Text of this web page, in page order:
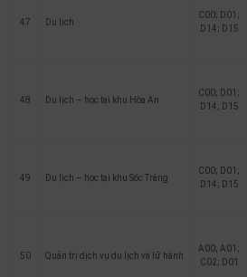
47 Du lịch
C00; D01;
D14; D15
48 Du lịch – học tại khu Hòa An
C00; D01;
D14; D15
49 Du lịch – học tại khu Sóc Trăng
C00; D01;
D14; D15
50 Quản trị dịch vụ du lịch và lữ hành
A00; A01;
C02; D01